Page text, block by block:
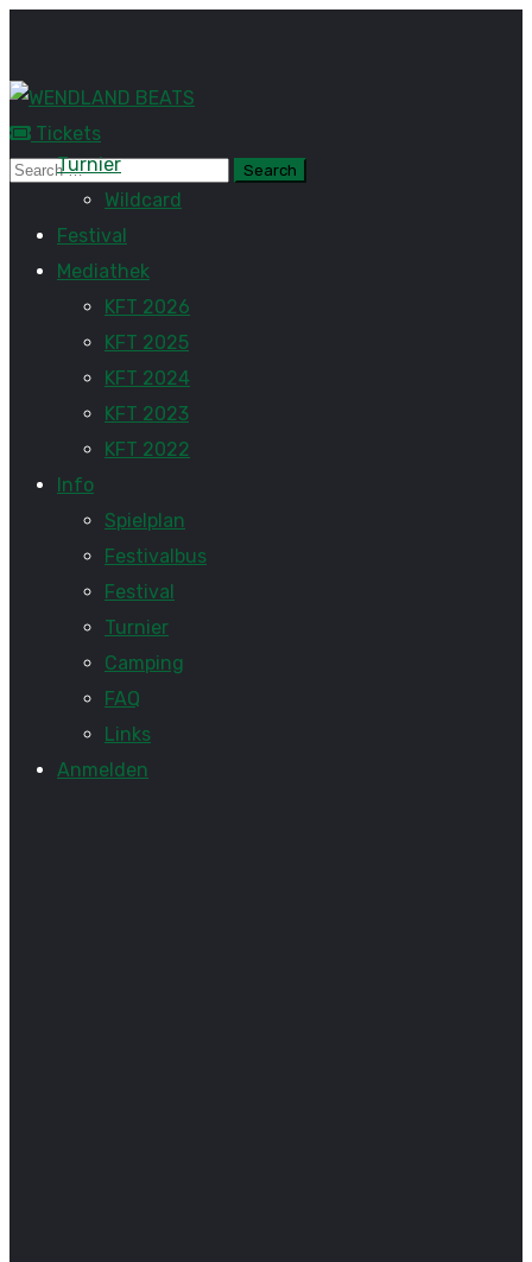
Tickets
Turnier
Wildcard
Festival
Mediathek
KFT 2026
KFT 2025
KFT 2024
KFT 2023
KFT 2022
Info
Spielplan
Festivalbus
Festival
Turnier
Camping
FAQ
Links
Anmelden